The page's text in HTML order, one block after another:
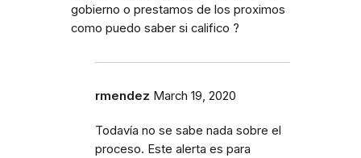
gobierno o prestamos de los proximos
como puedo saber si califico ?
rmendez March 19, 2020
Todavía no se sabe nada sobre el
proceso. Este alerta es para